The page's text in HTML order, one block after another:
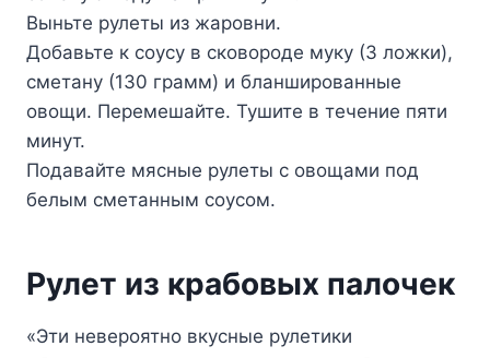
Выньте рулеты из жаровни.
Добавьте к соусу в сковороде муку (3 ложки),
сметану (130 грамм) и бланшированные
овощи. Перемешайте. Тушите в течение пяти
минут.
Подавайте мясные рулеты с овощами под
белым сметанным соусом.
Рулет из крабовых палочек
«Эти невероятно вкусные рулетики